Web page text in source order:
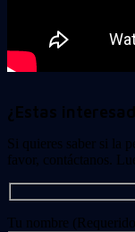
¿Estas
Si quieres saber si la
favor, contáctanos.
Tu nombre